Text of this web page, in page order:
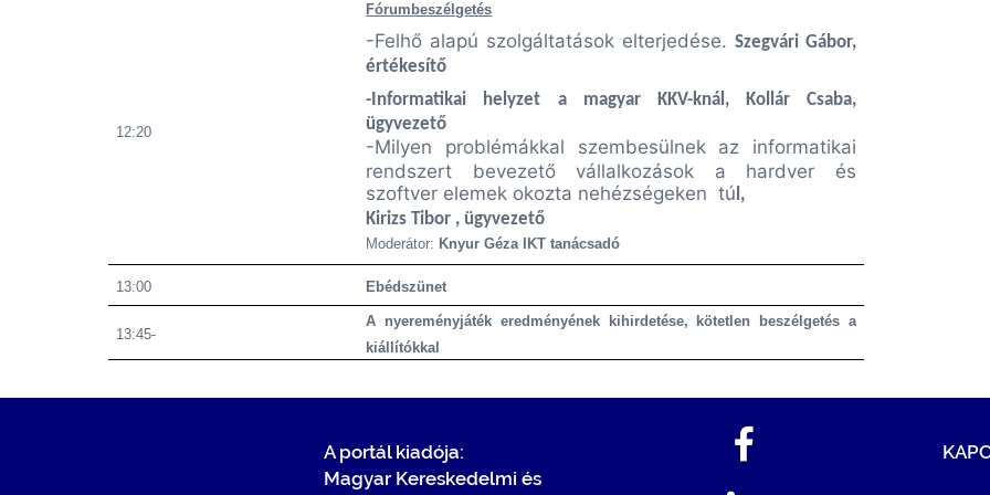
12:20
Fórumbeszélgetés
-Felhő alapú szolgáltatások elterjedése.Szegvári Gábor,
értékesítő
-Informatikai helyzet a magyar KKV-knál, Kollár Csaba,
ügyvezető
-Milyen problémákkal szembesülnek az informatikai
rendszert bevezető vállalkozások a hardver és
szoftver elemek okozta nehézségeken tú l,
Kirizs Tibor , ügyvezető
Moderátor: Knyur Géza IKT tanácsadó
13:00 Ebédszünet
13:45-
A nyereményjáték eredményének kihirdetése, kötetlen beszélgetés a
kiállítókkal
A portál kiadója:
Magyar Kereskedelmi és